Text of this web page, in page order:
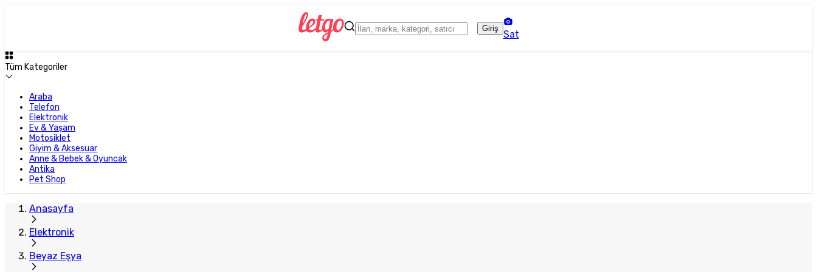
Giriş
Sat
Tüm Kategoriler
Araba
Telefon
Elektronik
Ev & Yaşam
Motosiklet
Giyim & Aksesuar
Anne & Bebek & Oyuncak
Antika
Pet Shop
Anasayfa
Elektronik
Beyaz Eşya